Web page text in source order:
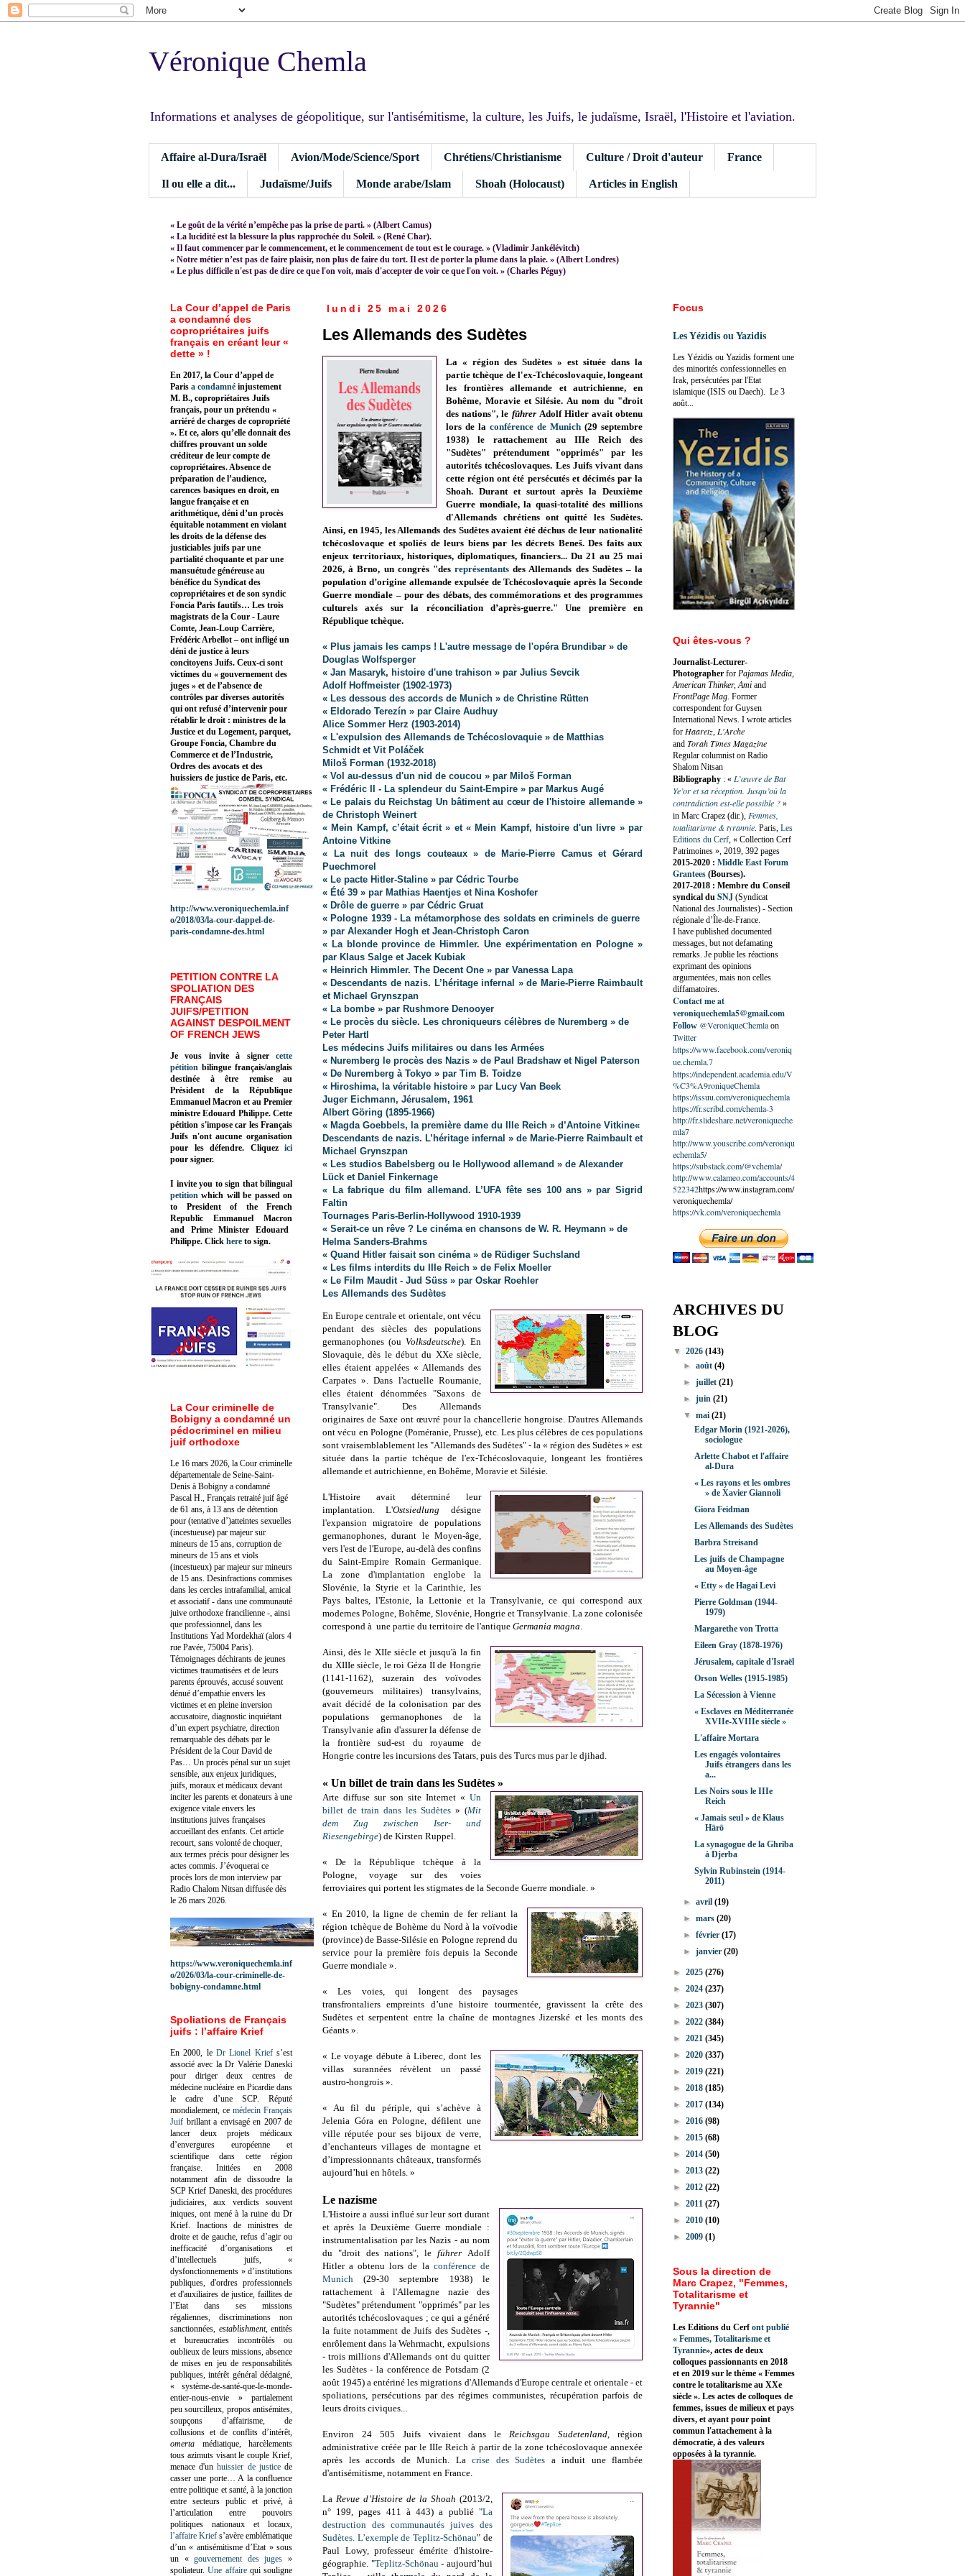
Véronique Chemla
Informations et analyses de géopolitique, sur l'antisémitisme, la culture, les Juifs, le judaïsme, Israël, l'Histoire et l'aviation.
Affaire al-Dura/Israël Avion/Mode/Science/Sport Chrétiens/Christianisme Culture / Droit d'auteur France
Il ou elle a dit... Judaïsme/Juifs Monde arabe/Islam Shoah (Holocaust) Articles in English
« Le goût de la vérité n’empêche pas la prise de parti. » (Albert Camus)
« La lucidité est la blessure la plus rapprochée du Soleil. » (René Char).
« Il faut commencer par le commencement, et le commencement de tout est le courage. » (Vladimir Jankélévitch)
« Notre métier n’est pas de faire plaisir, non plus de faire du tort. Il est de porter la plume dans la plaie. » (Albert Londres)
« Le plus difficile n'est pas de dire ce que l'on voit, mais d'accepter de voir ce que l'on voit. » (Charles Péguy)
lundi 25 mai 2026
Les Allemands des Sudètes
La « région des Sudètes » est située dans la
partie tchèque de l'ex-Tchécoslovaquie, longeant
les frontières allemande et autrichienne, en
Bohême, Moravie et Silésie. Au nom du "droit
des nations", le führer Adolf Hitler avait obtenu
lors de laconférence de Munich (29 septembre
1938) le rattachement au IIIe Reich des
"Sudètes" prétendument "opprimés" par les
autorités tchécoslovaques. Les Juifs vivant dans
cette région ont été persécutés et décimés par la
Shoah. Durant et surtout après la Deuxième
Guerre mondiale, la quasi-totalité des millions
d'Allemands chrétiens ont quitté les Sudètes.
Ainsi, en 1945, les Allemands des Sudètes avaient été déchus de leur nationalité
tchécoslovaque et spoliés de leurs biens par les décrets Beneš. Des faits aux
enjeux territoriaux, historiques, diplomatiques, financiers... Du 21 au 25 mai
2026, à Brno, un congrès "des représentants des Allemands des Sudètes – la
population d’origine allemande expulsée de Tchécoslovaquie après la Seconde
Guerre mondiale – pour des débats, des commémorations et des programmes
culturels axés sur la réconciliation d’après-guerre." Une première en
République tchèque.
« Plus jamais les camps ! L'autre message de l'opéra Brundibar » de
Douglas Wolfsperger
« Jan Masaryk, histoire d'une trahison » par Julius Sevcik
Adolf Hoffmeister (1902-1973)
« Les dessous des accords de Munich » de Christine Rütten
« Eldorado Terezín » par Claire Audhuy
Alice Sommer Herz (1903-2014)
« L'expulsion des Allemands de Tchécoslovaquie » de Matthias
Schmidt et Vit Poláček
Miloš Forman (1932-2018)
« Vol au-dessus d'un nid de coucou » par Miloš Forman
« Frédéric II - La splendeur du Saint-Empire » par Markus Augé
« Le palais du Reichstag Un bâtiment au cœur de l'histoire allemande »
de Christoph Weinert
« Mein Kampf, c’était écrit » et « Mein Kampf, histoire d'un livre » par
Antoine Vitkine
« La nuit des longs couteaux » de Marie-Pierre Camus et Gérard
Puechmorel
« Le pacte Hitler-Staline » par Cédric Tourbe
« Été 39 » par Mathias Haentjes et Nina Koshofer
« Drôle de guerre » par Cédric Gruat
« Pologne 1939 - La métamorphose des soldats en criminels de guerre
» par Alexander Hogh et Jean-Christoph Caron
« La blonde province de Himmler. Une expérimentation en Pologne »
par Klaus Salge et Jacek Kubiak
« Heinrich Himmler. The Decent One » par Vanessa Lapa
« Descendants de nazis. L’héritage infernal » de Marie-Pierre Raimbault
et Michael Grynszpan
« La bombe » par Rushmore Denooyer
« Le procès du siècle. Les chroniqueurs célèbres de Nuremberg » de
Peter Hartl
Les médecins Juifs militaires ou dans les Armées
« Nuremberg le procès des Nazis » de Paul Bradshaw et Nigel Paterson
« De Nuremberg à Tokyo » par Tim B. Toidze
« Hiroshima, la véritable histoire » par Lucy Van Beek
Juger Eichmann, Jérusalem, 1961
Albert Göring (1895-1966)
« Magda Goebbels, la première dame du IIIe Reich » d’Antoine Vitkine«
Descendants de nazis. L’héritage infernal » de Marie-Pierre Raimbault et
Michael Grynszpan
« Les studios Babelsberg ou le Hollywood allemand » de Alexander
Lück et Daniel Finkernage
« La fabrique du film allemand. L’UFA fête ses 100 ans » par Sigrid
Faltin
Tournages Paris-Berlin-Hollywood 1910-1939
« Serait-ce un rêve ? Le cinéma en chansons de W. R. Heymann » de
Helma Sanders-Brahms
« Quand Hitler faisait son cinéma » de Rüdiger Suchsland
« Les films interdits du IIIe Reich » de Felix Moeller
« Le Film Maudit - Jud Süss » par Oskar Roehler
Les Allemands des Sudètes
En Europe centrale et orientale, ont vécu
pendant des siècles des populations
germanophones (ou Volksdeutsche). En
Slovaquie, dès le début du XXe siècle,
elles étaient appelées « Allemands des
Carpates ». Dans l'actuelle Roumanie,
elles étaient dénommées "Saxons de
Transylvanie". Des Allemands
originaires de Saxe ont œuvré pour la chancellerie hongroise. D'autres Allemands
ont vécu en Pologne (Poméranie, Prusse), etc. Les plus célèbres de ces populations
sont vraisemblablement les "Allemands des Sudètes" - la « région des Sudètes » est
située dans la partie tchèque de l'ex-Tchécoslovaquie, longeant les frontières
allemande et autrichienne, en Bohême, Moravie et Silésie.
L'Histoire avait déterminé leur
implantation. L'Ostsiedlung désigne
l'expansion migratoire de populations
germanophones, durant le Moyen-âge,
vers l'est de l'Europe, au-delà des confins
du Saint-Empire Romain Germanique.
La zone d'implantation englobe la
Slovénie, la Styrie et la Carinthie, les
Pays baltes, l'Estonie, la Lettonie et la Transylvanie, ce qui correspond aux
modernes Pologne, Bohême, Slovénie, Hongrie et Transylvanie. La zone colonisée
correspond à une partie du territoire de l'antique Germania magna.
Ainsi, dès le XIIe siècle et jusqu'à la fin
du XIIIe siècle, le roi Géza II de Hongrie
(1141-1162), suzerain des voïvodes
(gouverneurs militaires) transylvains,
avait décidé de la colonisation par des
populations germanophones de la
Transylvanie afin d'assurer la défense de
la frontière sud-est du royaume de
Hongrie contre les incursions des Tatars, puis des Turcs mus par le djihad.
« Un billet de train dans les Sudètes »
Arte diffuse sur son site Internet « Un
billet de train dans les Sudètes» (Mit
dem Zug zwischen Iser- und
Riesengebirge) de Kirsten Ruppel.
« De la République tchèque à la
Pologne, voyage sur des voies
ferroviaires qui portent les stigmates de la Seconde Guerre mondiale. »
« En 2010, la ligne de chemin de fer reliant la
région tchèque de Bohème du Nord à la voïvodie
(province) de Basse-Silésie en Pologne reprend du
service pour la première fois depuis la Seconde
Guerre mondiale ».
« Les voies, qui longent des paysages
transfrontaliers empreints d’une histoire tourmentée, gravissent la crête des
Sudètes et serpentent entre la chaîne de montagnes Jizerské et les monts des
Géants ».
« Le voyage débute à Liberec, dont les
villas surannées révèlent un passé
austro-hongrois ».
« Au fil du périple, qui s’achève à
Jelenia Góra en Pologne, défilent une
ville réputée pour ses bijoux de verre,
d’enchanteurs villages de montagne et
d’impressionnants châteaux, transformés
aujourd’hui en hôtels. »
Le nazisme
L'Histoire a aussi influé sur leur sort durant
et après la Deuxième Guerre mondiale :
instrumentalisation par les Nazis - au nom
du "droit des nations", leführer Adolf
Hitler a obtenu lors de la conférence de
Munich (29-30 septembre 1938) le
rattachement à l'Allemagne nazie des
"Sudètes" prétendument "opprimés" par les
autorités tchécoslovaques ; ce qui a généré
la fuite notamment de Juifs des Sudètes -,
enrôlement dans la Wehrmacht, expulsions
- trois millions d'Allemands ont du quitter
les Sudètes - la conférence de Potsdam (2
août 1945) a entériné les migrations d'Allemands d'Europe centrale et orientale - et
spoliations, persécutions par des régimes communistes, récupération parfois de
leurs droits civiques...
Environ 24 505 Juifs vivaient dans leReichsgau Sudetenland, région
administrative créée par le IIIe Reich à partir de la zone tchécoslovaque annexée
après les accords de Munich. La crise des Sudètes a induit une flambée
d'antisémitisme, notamment en France.
La Revue d’Histoire de la Shoah (2013/2,
n° 199, pages 411 à 443) a publié "La
destruction des communautés juives des
Sudètes. L’exemple de Teplitz-Schönau" de
Paul Lowy, professeur émérite d'histoire-
géographie. "Teplitz-Schönau- aujourd’hui
La Cour d’appel de Paris
a condamné des
copropriétaires juifs
français en créant leur «
dette » !
En 2017, la Cour d’appel de
Paris a condamné injustement
M. B., copropriétaires Juifs
français, pour un prétendu «
arriéré de charges de copropriété
». Et ce, alors qu’elle donnait des
chiffres prouvant un solde
créditeur de leur compte de
copropriétaires. Absence de
préparation de l’audience,
carences basiques en droit, en
langue française et en
arithmétique, déni d’un procès
équitable notamment en violant
les droits de la défense des
justiciables juifs par une
partialité choquante et par une
mansuétude généreuse au
bénéfice du Syndicat des
copropriétaires et de son syndic
Foncia Paris fautifs… Les trois
magistrats de la Cour - Laure
Comte, Jean-Loup Carrière,
Frédéric Arbellot – ont infligé un
déni de justice à leurs
concitoyens Juifs. Ceux-ci sont
victimes du « gouvernement des
juges » et de l’absence de
contrôles par diverses autorités
qui ont refusé d’intervenir pour
rétablir le droit : ministres de la
Justice et du Logement, parquet,
Groupe Foncia, Chambre du
Commerce et de l’Industrie,
Ordres des avocats et des
huissiers de justice de Paris, etc.
http://www.veroniquechemla.inf
o/2018/03/la-cour-dappel-de-
paris-condamne-des.html
PETITION CONTRE LA
SPOLIATION DES
FRANÇAIS
JUIFS/PETITION
AGAINST DESPOILMENT
OF FRENCH JEWS
Je vous invite à signer cette
pétition bilingue français/anglais
destinée à être remise au
Président de la République
Emmanuel Macron et au Premier
ministre Edouard Philippe. Cette
pétition s'impose car les Français
Juifs n'ont aucune organisation
pour les défendre. Cliquez
ici
pour signer.
I invite you to sign that bilingual
petition which will be passed on
to President of the French
Republic Emmanuel Macron
and Prime Minister Edouard
Philippe. Click here to sign.
La Cour criminelle de
Bobigny a condamné un
pédocriminel en milieu
juif orthodoxe
Le 16 mars 2026, la Cour criminelle
départementale de Seine-Saint-
Denis à Bobigny a condamné
Pascal H., Français retraité juif âgé
de 61 ans, à 13 ans de détention
pour (tentative d’)atteintes sexuelles
(incestueuse) par majeur sur
mineurs de 15 ans, corruption de
mineurs de 15 ans et viols
(incestueux) par majeur sur mineurs
de 15 ans. Desinfractions commises
dans les cercles intrafamilial, amical
et associatif - dans une communauté
juive orthodoxe francilienne -, ainsi
que professionnel, dans les
Institutions Yad Mordekhaï (alors 4
rue Pavée, 75004 Paris).
Témoignages déchirants de jeunes
victimes traumatisées et de leurs
parents éprouvés, accusé souvent
dénué d’empathie envers les
victimes et en pleine inversion
accusatoire, diagnostic inquiétant
d’un expert psychiatre, direction
remarquable des débats par le
Président de la Cour David de
Pas… Un procès pénal sur un sujet
sensible, aux enjeux juridiques,
juifs, moraux et médicaux devant
inciter les parents et donateurs à une
exigence vitale envers les
institutions juives françaises
accueillant des enfants. Cet article
recourt, sans volonté de choquer,
aux termes précis pour désigner les
actes commis. J’évoquerai ce
procès lors de mon interview par
Radio Chalom Nitsan diffusée dès
le 26 mars 2026.
https://www.veroniquechemla.inf
o/2026/03/la-cour-criminelle-de-
bobigny-condamne.html
Spoliations de Français
juifs : l’affaire Krief
En 2000, le Dr Lionel Kriefs’est
associé avec la Dr Valérie Daneski
pour diriger deux centres de
médecine nucléaire en Picardie dans
le cadre d’une SCP. Réputé
mondialement, ce médecin Français
Juif brillant a envisagé en 2007 de
lancer deux projets médicaux
d’envergures européenne et
scientifique dans cette région
française. Initiées en 2008
notamment afin de dissoudre la
SCP Krief Daneski, des procédures
judiciaires, aux verdicts souvent
iniques, ont mené à la ruine du Dr
Krief. Inactions de ministres de
droite et de gauche, refus d’agir ou
inefficacité d’organisations et
d’intellectuels juifs, «
dysfonctionnements » d’institutions
publiques, d'ordres professionnels
et d'auxiliaires de justice, faillites de
l’Etat dans ses missions
régaliennes, discriminations non
sanctionnées, establishment, entités
et bureaucraties incontrôlés ou
oublieux de leurs missions, absence
de mises en jeu de responsabilités
publiques, intérêt général dédaigné,
« système-de-santé-que-le-monde-
entier-nous-envie » partialement
peu sourcilleux, propos antisémites,
soupçons d’affairisme, de
collusions et de conflits d’intérêt,
omerta médiatique, harcèlements
tous azimuts visant le couple Krief,
menace d'unhuissier de justicede
casser une porte… A la confluence
entre politique et santé, à la jonction
entre secteurs public et privé, à
l’articulation entre pouvoirs
politiques nationaux et locaux,
l’affaire Krief s’avère emblématique
d’un « antisémitisme d’Etat » sous
un «gouvernement des juges »
spoliateur.Une affairequi souligne
Focus
Les Yézidis ou Yazidis
Les Yézidis ou Yazidis forment une
des minorités confessionnelles en
Irak, persécutées par l'Etat
islamique (ISIS ou Daech). Le 3
août...
Qui êtes-vous ?
Journalist-Lecturer-
Photographer for Pajamas Media,
American Thinker, Ami and
FrontPage Mag. Former
correspondent for Guysen
International News. I wrote articles
for Haaretz, L'Arche
and Torah Times Magazine
Regular columnist on Radio
Shalom Nitsan
Bibliography : « L’œuvre de Bat
Ye’or et sa réception. Jusqu’où la
contradiction est-elle possible ? »
in Marc Crapez (dir.), Femmes,
totalitarisme & tyrannie. Paris, Les
Editions du Cerf, « Collection Cerf
Patrimoines », 2019, 392 pages
2015-2020 : Middle East Forum
Grantees (Bourses).
2017-2018 : Membre du Conseil
syndical du SNJ (Syndicat
National des Journalistes) - Section
régionale d’Île-de-France.
I have published documented
messages, but not defamating
remarks. Je publie les réactions
exprimant des opinions
argumentées, mais non celles
diffamatoires.
Contact me at
veroniquechemla5@gmail.com
Follow @VeroniqueChemlaon
Twitter
https://www.facebook.com/veroniq
ue.chemla.7
https://independent.academia.edu/V
%C3%A9roniqueChemla
https://issuu.com/veroniquechemla
https://fr.scribd.com/chemla-3
http://fr.slideshare.net/veroniqueche
mla7
http://www.youscribe.com/veroniqu
echemla5/
https://substack.com/@vchemla/
http://www.calameo.com/accounts/4
522342https://www.instagram.com/
veroniquechemla/
https://vk.com/veroniquechemla
ARCHIVES DU
BLOG
▼ 2026 (143)
►août(4)
►juillet(21)
►juin(21)
▼mai(21)
Edgar Morin (1921-2026),
sociologue
Arlette Chabot et l'affaire
al-Dura
« Les rayons et les ombres
» de Xavier Giannoli
Giora Feidman
Les Allemands des Sudètes
Barbra Streisand
Les juifs de Champagne
au Moyen-âge
« Etty » de Hagai Levi
Pierre Goldman (1944-
1979)
Margarethe von Trotta
Eileen Gray (1878-1976)
Jérusalem, capitale d'Israël
Orson Welles (1915-1985)
La Sécession à Vienne
« Esclaves en Méditerranée
XVIIe-XVIIIe siècle »
L'affaire Mortara
Les engagés volontaires
Juifs étrangers dans les
a...
Les Noirs sous le IIIe
Reich
« Jamais seul » de Klaus
Härö
La synagogue de la Ghriba
à Djerba
Sylvin Rubinstein (1914-
2011)
►avril(19)
►mars(20)
►février(17)
►janvier(20)
► 2025 (276)
► 2024 (237)
► 2023 (307)
► 2022 (384)
► 2021 (345)
► 2020 (337)
► 2019 (221)
► 2018 (185)
► 2017 (134)
► 2016 (98)
► 2015 (68)
► 2014 (50)
► 2013 (22)
► 2012 (22)
► 2011 (27)
► 2010 (10)
► 2009 (1)
Sous la direction de
Marc Crapez, "Femmes,
Totalitarisme et
Tyrannie"
Les Editions du Cerfont publié
« Femmes, Totalitarisme et
Tyrannie», actes de deux
colloques passionnants en 2018
et en 2019 sur le thème « Femmes
contre le totalitarisme au XXe
siècle ». Les actes de colloques de
femmes, issues de milieux et pays
divers, et ayant pour point
commun l'attachement à la
démocratie, à des valeurs
opposées à la tyrannie.